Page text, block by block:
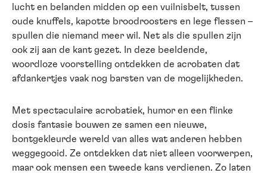
lucht en belanden midden op een vuilnisbelt, tussen
oude knuffels, kapotte broodroosters en lege flessen –
spullen die niemand meer wil. Net als die spullen zijn
ook zij aan de kant gezet. In deze beeldende,
woordloze voorstelling ontdekken de acrobaten dat
afdankertjes vaak nog barsten van de mogelijkheden.
Met spectaculaire acrobatiek, humor en een flinke
dosis fantasie bouwen ze samen een nieuwe,
bontgekleurde wereld van alles wat anderen hebben
weggegooid. Ze ontdekken dat niet alleen voorwerpen,
maar ook mensen een tweede kans verdienen. Zo laten